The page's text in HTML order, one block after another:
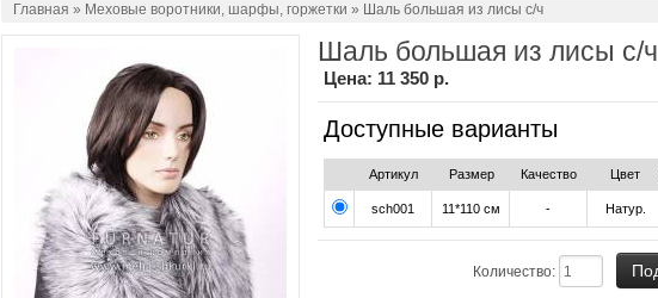
Главная » Меховые воротники, шарфы, горжетки » Шаль большая из лисы с/ч
Шаль большая из лисы с/ч
Цена: 11 350 р.
Доступные варианты
Артикул Размер Качество Цвет
sch001 11*110 см - Натур.
Количество: